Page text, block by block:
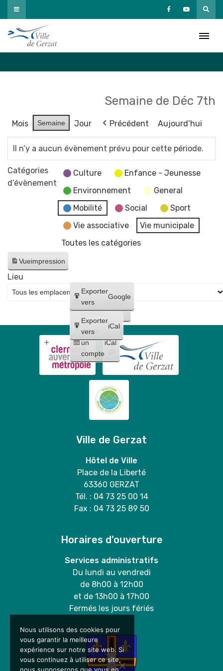
Passer
au
contenu
Semaine de Déc 7th
Mois Semaine Jour Précédent Aujourd’hui
Il n’y a aucun évènement prévu pour cette période.
Catégories
d’évènement
Culture
Enfance - Jeunesse
Environnement
General
Mobilité
Social
Sport
Vie associative
Vie municipale
Toutes les catégories
Vueimpression
Créer
un
compte
Google
Créer
un
compte
iCal
Exporter
vers
Google
Exporter
vers
iCal
Lieu
Ville de Gerzat
Hôtel de Ville
Place de la Liberté
63360 GERZAT
Tél. : 04 73 25 00 14
Fax : 04 73 25 89 50
Horaires d’ouverture
Services administratifs
Du lundi au vendredi
de 8h00 à 12h00
et de 13h00 à 17h00
Fermés les jours fériés
Nous utilisons des cookies pour
vous garantir la meilleure
expérience sur notre site web. Si
vous continuez à utiliser ce site,